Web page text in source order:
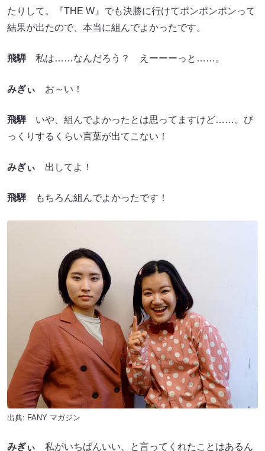
たりして。『THE W』でも決勝に行けてポンポンポンって
結果が出たので、本当に組んでよかったです。
飛騨 私は……なんだろう？ えーーーっと……。
みぎぃ お～い！
飛騨 いや、組んでよかったとは思ってますけど……。び
っくりするくらい言葉が出てこない！
みぎぃ 出してよ！
飛騨 もちろん組んでよかったです！
出典: FANY マガジン
みぎぃ 私がいちばんいい、と言ってくれたことはあるん